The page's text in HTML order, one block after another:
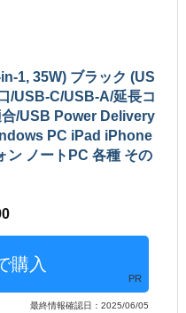
1, 35W) ブラック (US
/USB-C/USB-A/延長コ
合/USB Power Delivery
PC iPad iPhone
ノートPC 各種 その
PR
最終情報確認日：2025/06/05